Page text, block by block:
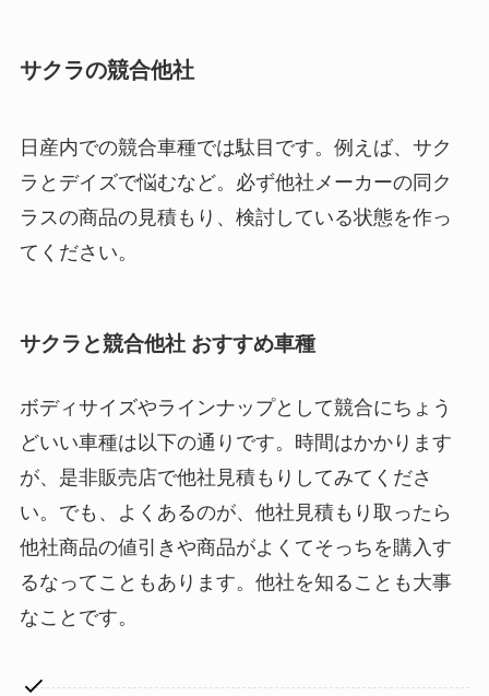
サクラの競合他社
日産内での競合車種では駄目です。例えば、サク
ラとデイズで悩むなど。必ず他社メーカーの同ク
ラスの商品の見積もり、検討している状態を作っ
てください。
サクラと競合他社 おすすめ車種
ボディサイズやラインナップとして競合にちょう
どいい車種は以下の通りです。時間はかかります
が、是非販売店で他社見積もりしてみてくださ
い。でも、よくあるのが、他社見積もり取ったら
他社商品の値引きや商品がよくてそっちを購入す
るなってこともあります。他社を知ることも大事
なことです。